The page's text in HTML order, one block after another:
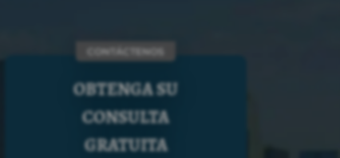
CONTÁCTENOS
OBTENGA SU
CONSULTA
GRATUITA